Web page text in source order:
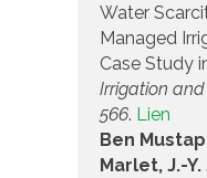
Water
Managed
Case Study
Irrigation and
566. Lien
Ben
Marlet, J.-Y.